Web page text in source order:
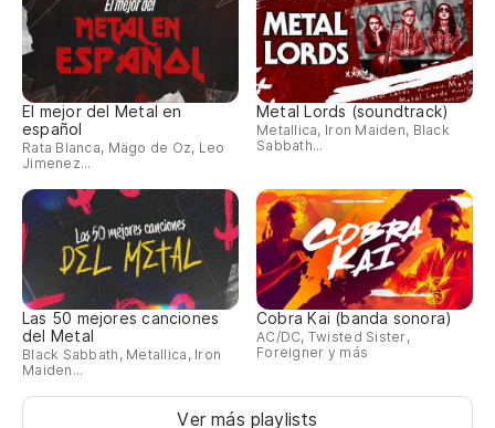
El mejor del Metal en
español
Rata Blanca, Mägo de Oz, Leo
Jimenez...
Metal Lords (soundtrack)
Metallica, Iron Maiden, Black
Sabbath...
Las 50 mejores canciones
del Metal
Black Sabbath, Metallica, Iron
Maiden...
Cobra Kai (banda sonora)
AC/DC, Twisted Sister,
Foreigner y más
Ver más playlists